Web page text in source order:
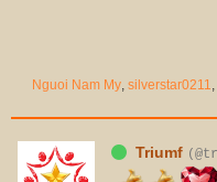
Nguoi Nam My silverstar0211
Triumf